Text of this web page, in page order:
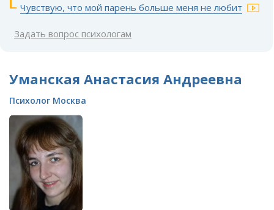
Чувствую, что мой парень больше меня не любит
Задать вопрос психологам
Уманская Анастасия Андреевна
Психолог Москва